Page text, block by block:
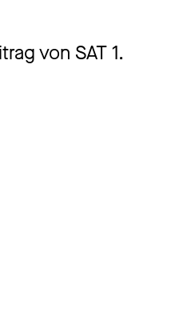
von SAT 1.